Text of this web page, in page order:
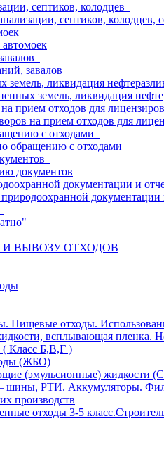
септиков, колодцев
септиков, колодцев,
завалов
земель, ликвидация
земель, ликвидация
прием отходов для
на прием отходов для
с отходами
обращению с отходами
документов
документации и
природоохранной документации
И ВЫВОЗУ ОТХОДОВ
Пищевые отходы.
всплывающая пленка.
Класс Б,В,Г )
(ЖБО)
(эмульсионные) жидкости
РТИ. Аккумуляторы.
производств
отходы 3-5